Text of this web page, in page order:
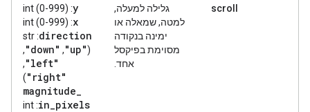
scroll
גלילה למעלה,
למטה, שמאלה או
ימינה בנקודה
מסוימת בפיקסל
אחד.
y
: int (0-999)
x
: int (0-999)
direction
: str
(
"up"
,
"down"
,
"left"
,
"right"
)
magnitude_
in_pixels
: int